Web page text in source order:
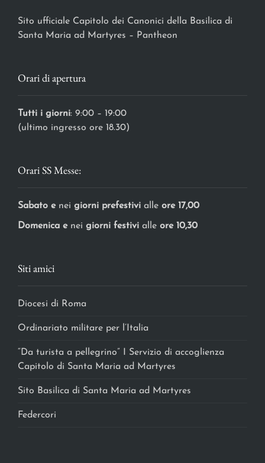
Sito ufficiale Capitolo dei Canonici della Basilica di
Santa Maria ad Martyres – Pantheon
Orari di apertura
Tutti i giorni: 9:00 – 19:00
(ultimo ingresso ore 18.30)
Orari SS Messe:
Sabato e nei giorni prefestivi alle ore 17,00
Domenica e nei giorni festivi alle ore 10,30
Siti amici
Diocesi di Roma
Ordinariato militare per l’Italia
“Da turista a pellegrino” I Servizio di accoglienza
Capitolo di Santa Maria ad Martyres
Sito Basilica di Santa Maria ad Martyres
Federcori